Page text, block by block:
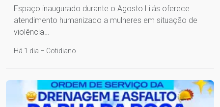
Espaço inaugurado durante o Agosto Lilás oferece
atendimento humanizado a mulheres em situação de
violência…
Há 1 dia – Cotidiano